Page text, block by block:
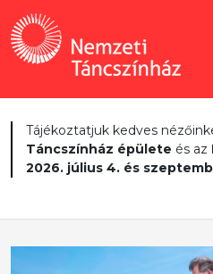
Tájékoztatjuk kedves
Táncszínház épülete és az
2026. július 4. és